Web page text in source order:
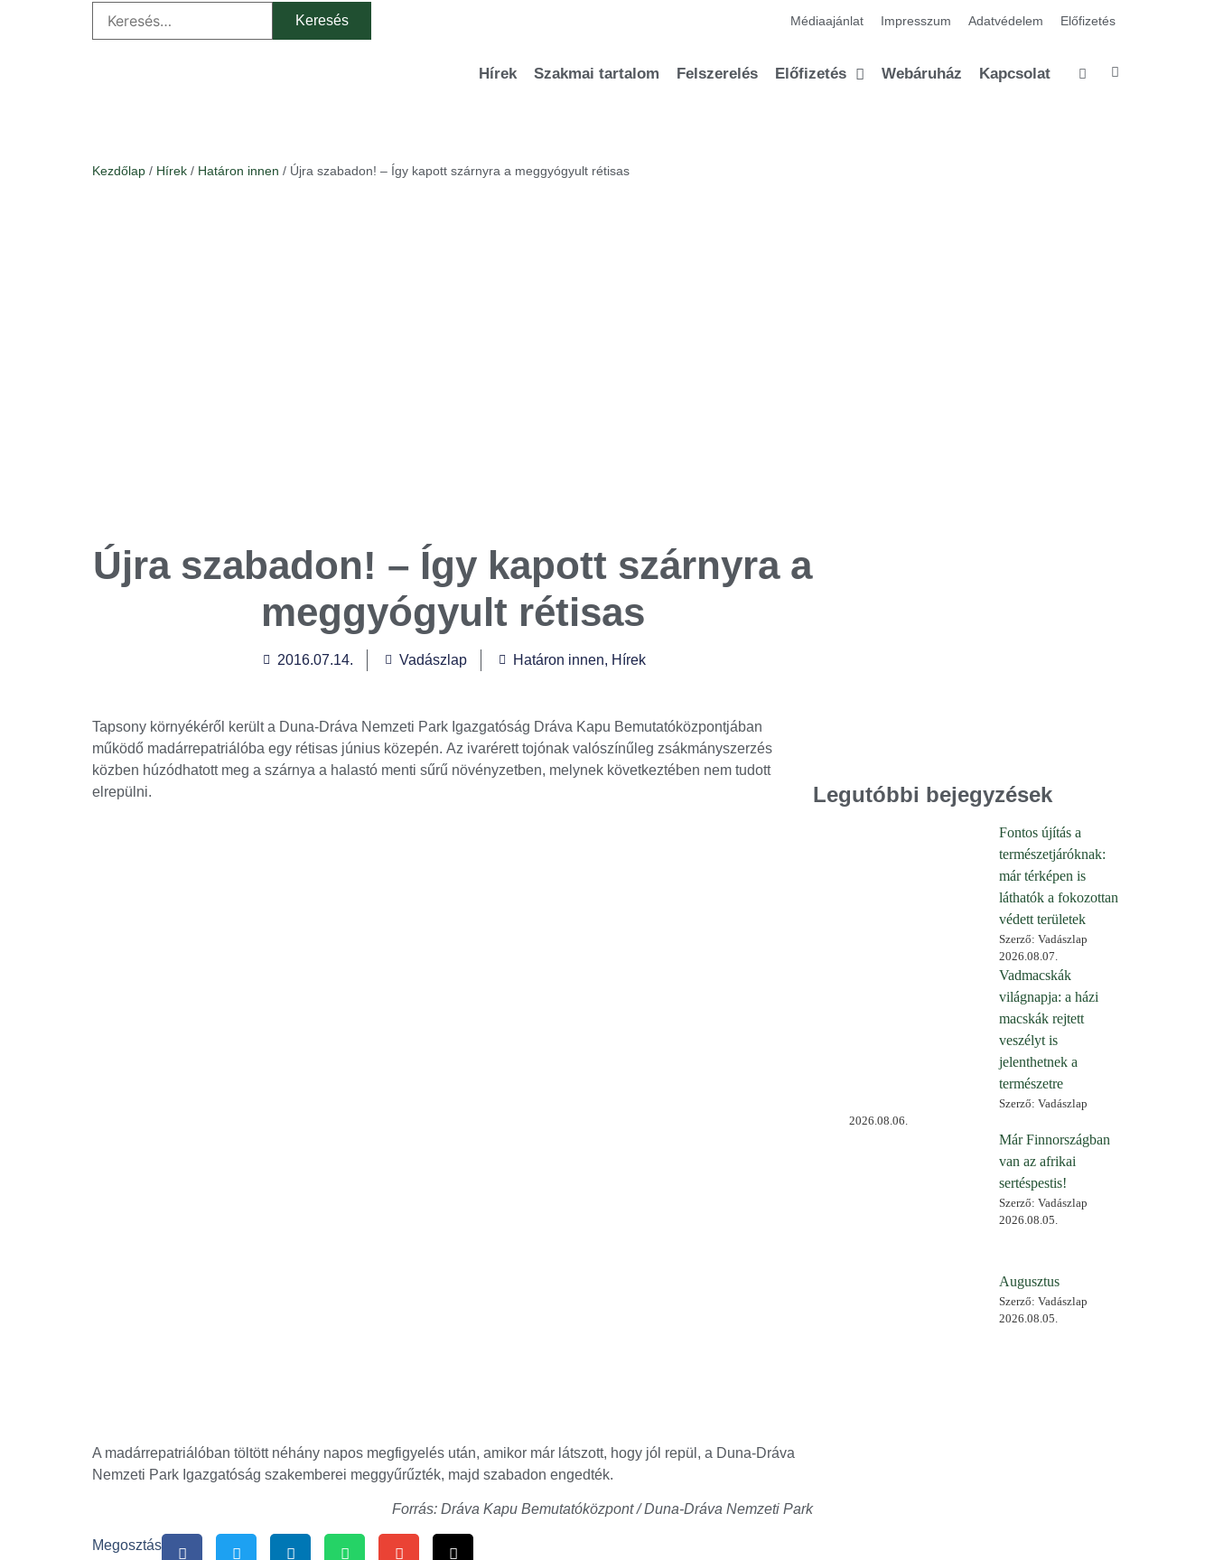
Médiaajánlat Impresszum Adatvédelem Előfizetés
Hírek Szakmai tartalom Felszerelés Előfizetés Webáruház Kapcsolat
Kezdőlap / Hírek / Határon innen / Újra szabadon! – Így kapott szárnyra a meggyógyult rétisas
Újra szabadon! – Így kapott szárnyra a
meggyógyult rétisas
2016.07.14. Vadászlap Határon innen, Hírek
Tapsony környékéről került a Duna-Dráva Nemzeti Park Igazgatóság Dráva Kapu Bemutatóközpontjában
működő madárrepatriálóba egy rétisas június közepén. Az ivarérett tojónak valószínűleg zsákmányszerzés
közben húzódhatott meg a szárnya a halastó menti sűrű növényzetben, melynek következtében nem tudott
elrepülni.
A madárrepatriálóban töltött néhány napos megfigyelés után, amikor már látszott, hogy jól repül, a Duna-Dráva
Nemzeti Park Igazgatóság szakemberei meggyűrűzték, majd szabadon engedték.
Forrás: Dráva Kapu Bemutatóközpont / Duna-Dráva Nemzeti Park
Megosztás
Legutóbbi bejegyzések
Fontos újítás a
természetjáróknak:
már térképen is
láthatók a fokozottan
védett területek
Szerző: Vadászlap
2026.08.07.
Vadmacskák
világnapja: a házi
macskák rejtett
veszélyt is
jelenthetnek a
természetre
Szerző: Vadászlap
2026.08.06.
Már Finnországban
van az afrikai
sertéspestis!
Szerző: Vadászlap
2026.08.05.
Augusztus
Szerző: Vadászlap
2026.08.05.